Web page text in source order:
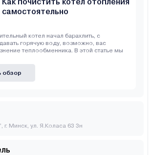
самостоятельно
котел начал барахлить, с
горячую воду, возможно, вас
теплообменника. В этой статье мы
обзор
Минск, ул. Я.Коласа 63 3н